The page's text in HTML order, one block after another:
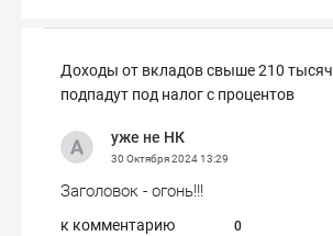
Доходы от вкладов свыше 210 тысяч
подпадут под налог с процентов
уже не НК
30 Октября 202413:29
Заголовок - огонь!!!
к комментарию 0